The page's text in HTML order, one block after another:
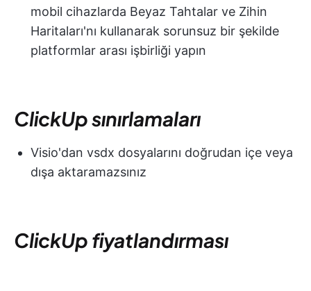
mobil cihazlarda Beyaz Tahtalar ve Zihin
Haritaları'nı kullanarak sorunsuz bir şekilde
platformlar arası işbirliği yapın
ClickUp sınırlamaları
Visio'dan vsdx dosyalarını doğrudan içe veya
dışa aktaramazsınız
ClickUp fiyatlandırması